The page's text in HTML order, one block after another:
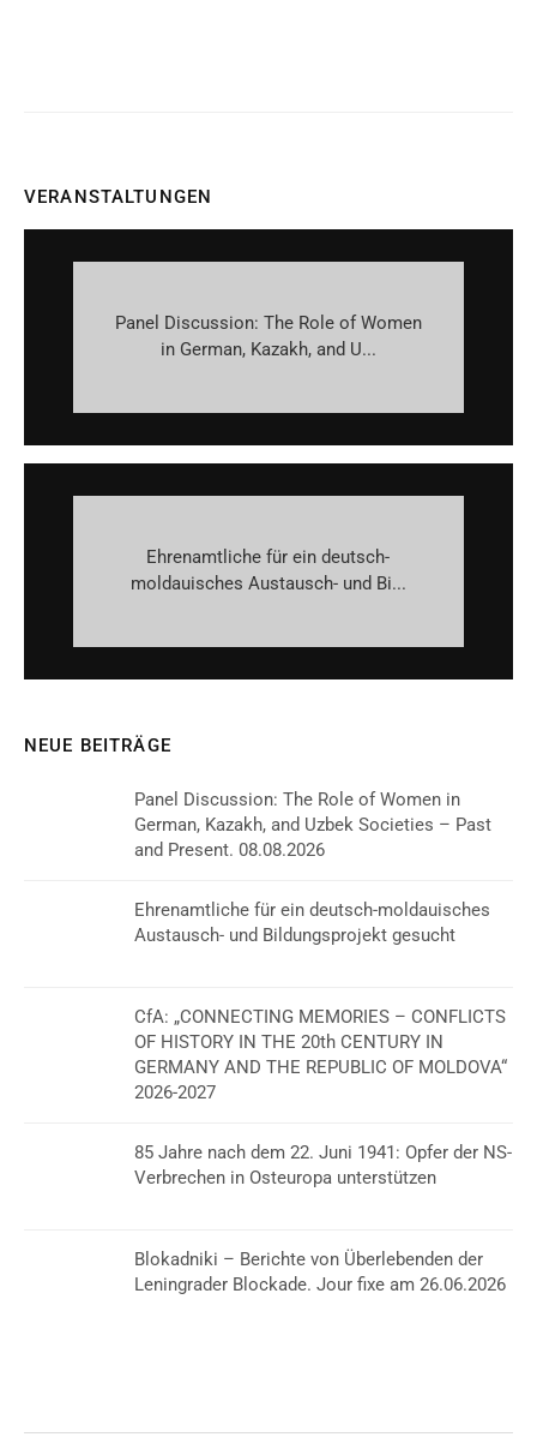
VERANSTALTUNGEN
Panel Discussion: The Role of Women
in German, Kazakh, and U...
Ehrenamtliche für ein deutsch-
moldauisches Austausch- und Bi...
NEUE BEITRÄGE
Panel Discussion: The Role of Women in
German, Kazakh, and Uzbek Societies – Past
and Present. 08.08.2026
Ehrenamtliche für ein deutsch-moldauisches
Austausch- und Bildungsprojekt gesucht
CfA: „CONNECTING MEMORIES – CONFLICTS
OF HISTORY IN THE 20th CENTURY IN
GERMANY AND THE REPUBLIC OF MOLDOVA“
2026-2027
85 Jahre nach dem 22. Juni 1941: Opfer der NS-
Verbrechen in Osteuropa unterstützen
Blokadniki – Berichte von Überlebenden der
Leningrader Blockade. Jour fixe am 26.06.2026